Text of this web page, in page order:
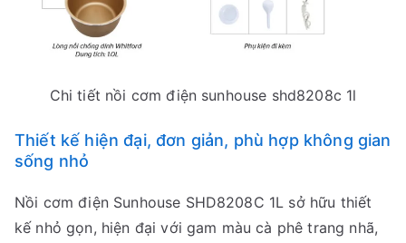
Chi tiết nồi cơm điện sunhouse shd8208c 1l
Thiết kế hiện đại, đơn giản, phù hợp không gian
sống nhỏ
Nồi cơm điện Sunhouse SHD8208C 1L sở hữu thiết
kế nhỏ gọn, hiện đại với gam màu cà phê trang nhã,